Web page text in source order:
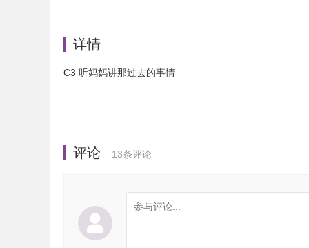
详情
C3 听妈妈讲那过去的事情
评论 13条评论